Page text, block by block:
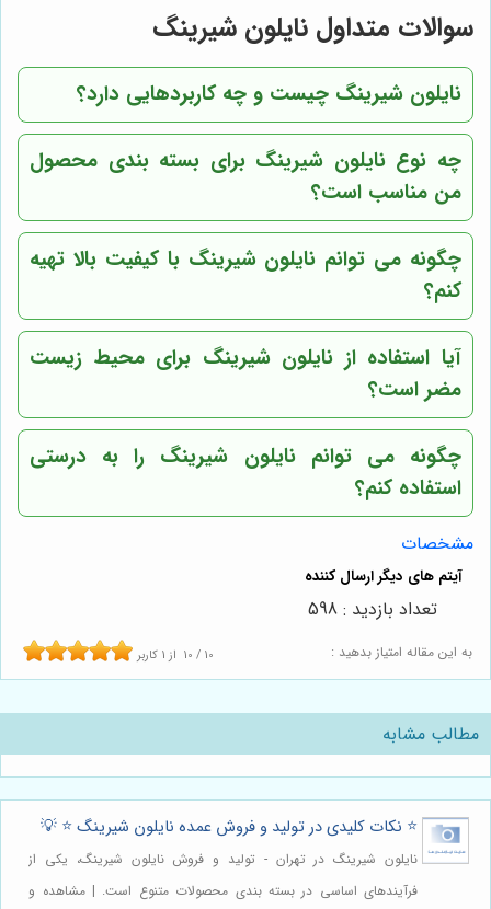
سوالات متداول نایلون شیرینگ
نایلون شیرینگ چیست و چه کاربردهایی دارد؟
چه نوع نایلون شیرینگ برای بسته بندی محصول
من مناسب است؟
چگونه می توانم نایلون شیرینگ با کیفیت بالا تهیه
کنم؟
آیا استفاده از نایلون شیرینگ برای محیط زیست
مضر است؟
چگونه می توانم نایلون شیرینگ را به درستی
استفاده کنم؟
مشخصات
به این مقاله امتیاز بدهید : 10 / 10 از 1 کاربر
تعداد بازدید : 598
مطالب مشابه
⭐️ نکات کلیدی در تولید و فروش عمده نایلون شیرینگ ⭐️ 💡
نایلون شیرینگ در تهران - تولید و فروش نایلون شیرینگ، یکی از
فرآیندهای اساسی در بسته بندی محصولات متنوع است. | مشاهده و